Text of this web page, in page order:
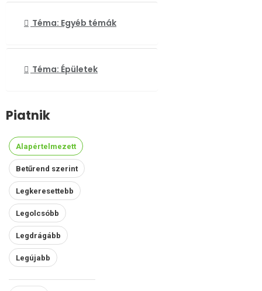
Téma: Egyéb témák
Téma: Épületek
Piatnik
Alapértelmezett
Betűrend szerint
Legkeresettebb
Legolcsóbb
Legdrágább
Legújabb